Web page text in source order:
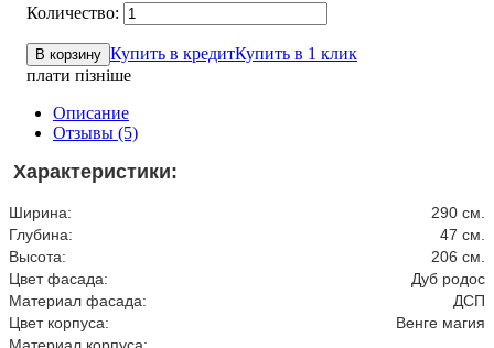
В корзину Купить в кредитКупить в 1 клик
плати пізніше
Описание
Отзывы (5)
Характеристики:
Ширина:
290 см.
Глубина:
47 см.
Высота:
206 см.
Цвет фасада:
Дуб родос
Материал фасада:
ДСП
Цвет корпуса:
Венге магия